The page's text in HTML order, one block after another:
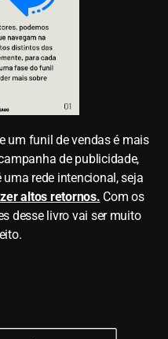
um funil de vendas é mais
de publicidade,
rede intencional, seja
altos retornos. Com os
desse livro vai ser muito